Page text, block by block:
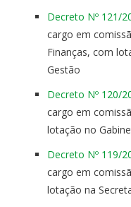
Decreto Nº 121/
cargo em
Finanças, com
Gestão
Decreto Nº 120/
cargo em
lotação no
Decreto Nº 119/
cargo em
lotação na